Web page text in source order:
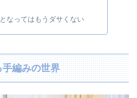
なってはもうダサくない
編みの世界